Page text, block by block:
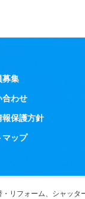
募集
合わせ
報保護方針
マップ
リフォーム、シャッタ